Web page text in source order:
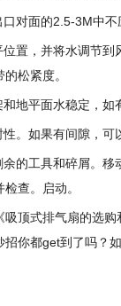
对面的2.5-3M中不
置，并将水调节
松紧度。
地平面水稳定，如
。如果有间隙，可
的工具和碎屑。
查。启动。
吸顶式排气扇的选
你都get到了吗？